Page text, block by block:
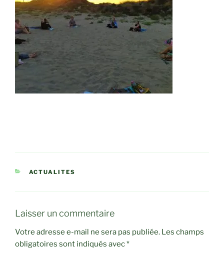
CATÉGORIES
ACTUALITES
Laisser un commentaire
Votre adresse e-mail ne sera pas publiée. Les champs
obligatoires sont indiqués avec*